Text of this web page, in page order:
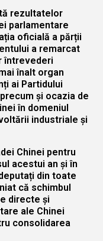
rezultatelor
parlamentare
oficială a părții
a remarcat
întrevederi
înalt organ
ai Partidului
și ocazia de
în domeniul
industriale și
Chinei pentru
acestui an și în
din toate
că schimbul
directe și
ale Chinei
consolidarea